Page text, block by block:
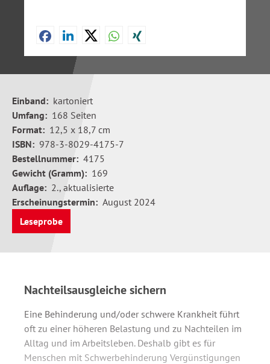
Einband: kartoniert
Umfang: 168 Seiten
Format: 12,5 x 18,7 cm
ISBN: 978-3-8029-4175-7
Bestellnummer: 4175
Gewicht (Gramm): 169
Auflage: 2., aktualisierte
Erscheinungstermin: August 2024
Leseprobe
Nachteilsausgleiche sichern
Eine Behinderung und/oder schwere Krankheit führt
oft zu einer höheren Belastung und zu Nachteilen im
Alltag und im Arbeitsleben. Deshalb gibt es für
Menschen mit Schwerbehinderung Vergünstigungen